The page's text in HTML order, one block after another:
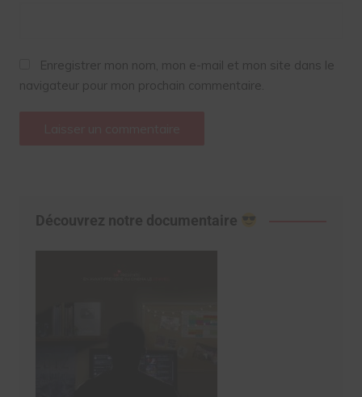
Enregistrer mon nom, mon e-mail et mon site dans le
navigateur pour mon prochain commentaire.
Découvrez notre documentaire